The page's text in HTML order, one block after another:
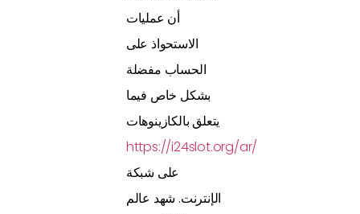
أن عمليات
الاستحواذ على
الحساب مفضلة
بشكل خاص فيما
يتعلق بالكازينوهات
https://i24slot.org/ar/
على شبكة
الإنترنت. شهد عالم